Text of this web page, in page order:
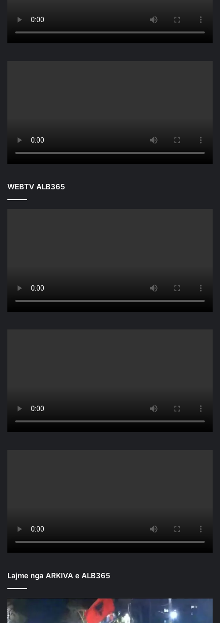
WEBTV ALB365
Lajme nga ARKIVA e ALB365
Mbyllen
fjalimet